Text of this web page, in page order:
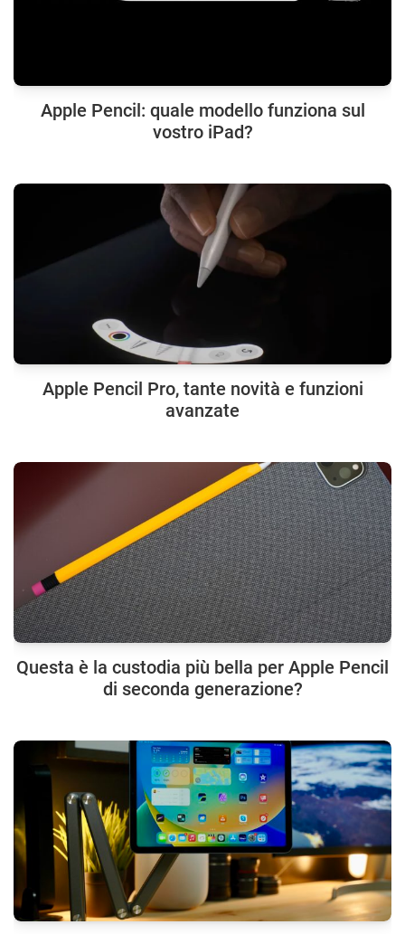
Apple Pencil: quale modello funziona sul
vostro iPad?
Apple Pencil Pro, tante novità e funzioni
avanzate
Questa è la custodia più bella per Apple Pencil
di seconda generazione?